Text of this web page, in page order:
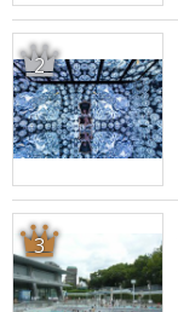
2
3